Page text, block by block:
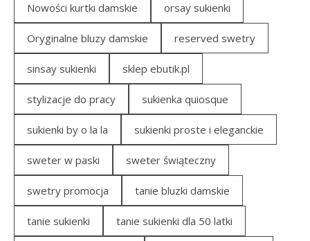
Nowości kurtki damskie orsay sukienki
Oryginalne bluzy damskie reserved swetry
sinsay sukienki sklep ebutik.pl
stylizacje do pracy sukienka quiosque
sukienki by o la la sukienki proste i eleganckie
sweter w paski sweter świąteczny
swetry promocja tanie bluzki damskie
tanie sukienki tanie sukienki dla 50 latki